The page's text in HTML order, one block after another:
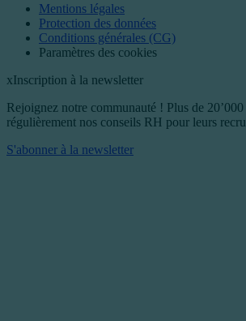
Mentions légales
Protection des données
Conditions générales (CG)
Paramètres des cookies
xInscription à la newsletter
Rejoignez notre communauté ! Plus de
régulièrement nos conseils RH pour leurs
S'abonner à la newsletter